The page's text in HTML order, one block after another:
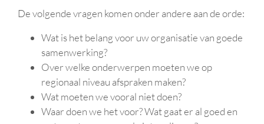
De volgende vragen komen onder andere aan de orde:
Wat is het belang voor uw organisatie van goede
samenwerking?
Over welke onderwerpen moeten we op
regionaal niveau afspraken maken?
Wat moeten we vooral niet doen?
Waar doen we het voor? Wat gaat er al goed en